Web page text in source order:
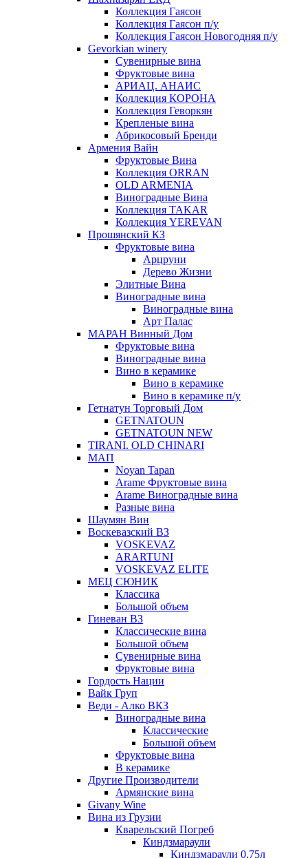
Коллекция Гаясон
Коллекция Гаясон п/у
Коллекция Гаясон Новогодняя п/у
Gevorkian winery
Сувенирные вина
Фруктовые вина
АРИАЦ. АНАИС
Коллекция КОРОНА
Коллекция Геворкян
Крепленые вина
Абрикосовый Бренди
Армения Вайн
Фруктовые Вина
Коллекция ORRAN
OLD ARMENIA
Виноградные Вина
Коллекция TAKAR
Коллекция YEREVAN
Прошянский КЗ
Фруктовые вина
Арцруни
Дерево Жизни
Элитные Вина
Виноградные вина
Виноградные вина
Арт Палас
МАРАН Винный Дом
Фруктовые вина
Виноградные вина
Вино в керамике
Вино в керамике
Вино в керамике п/у
Гетнатун Торговый Дом
GETNATOUN
GETNATOUN NEW
TIRANI. OLD CHINARI
МАП
Noyan Tapan
Arame Фруктовые вина
Arame Виноградные вина
Разные вина
Шаумян Вин
Воскевазский ВЗ
VOSKEVAZ
ARARTUNI
VOSKEVAZ ELITE
МЕЦ СЮНИК
Классика
Большой объем
Гиневан ВЗ
Классические вина
Большой объем
Сувенирные вина
Фруктовые вина
Гордость Нации
Вайк Груп
Веди - Алко ВКЗ
Виноградные вина
Классические
Большой объем
Фруктовые вина
В керамике
Другие Производители
Армянские вина
Givany Wine
Вина из Грузии
Кварельский Погреб
Киндзмараули
Киндзмараули 0,75л